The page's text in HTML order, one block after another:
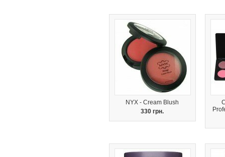
NYX - Cream Blush
330 грн.